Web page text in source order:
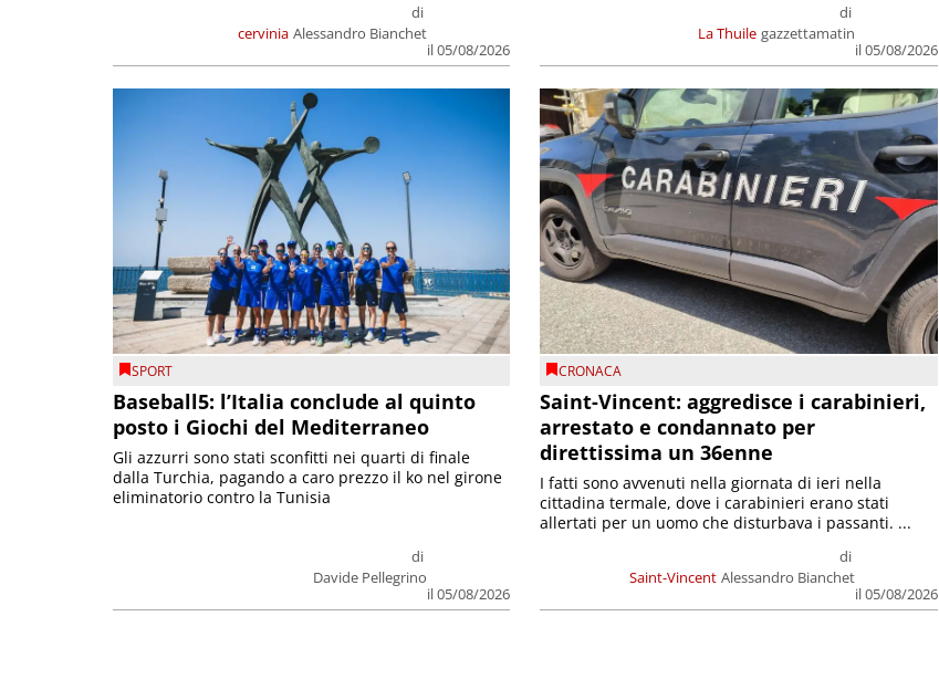
cervinia
di
Alessandro Bianchet
il 05/08/2026
La Thuile
di
gazzettamatin
il 05/08/2026
SPORT
Baseball5: l’Italia conclude al quinto
posto i Giochi del Mediterraneo
di
Davide Pellegrino
il 05/08/2026
Gli azzurri sono stati sconfitti nei quarti di finale
dalla Turchia, pagando a caro prezzo il ko nel girone
eliminatorio contro la Tunisia
CRONACA
Saint-Vincent: aggredisce i carabinieri,
arrestato e condannato per
direttissima un 36enne
Saint-Vincent
di
Alessandro Bianchet
il 05/08/2026
I fatti sono avvenuti nella giornata di ieri nella
cittadina termale, dove i carabinieri erano stati
allertati per un uomo che disturbava i passanti. ...